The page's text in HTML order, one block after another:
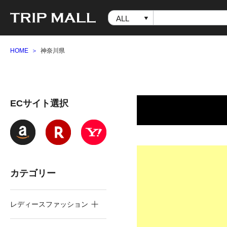
HOME 神奈川県
ECサイト選択
カテゴリー
レディースファッション